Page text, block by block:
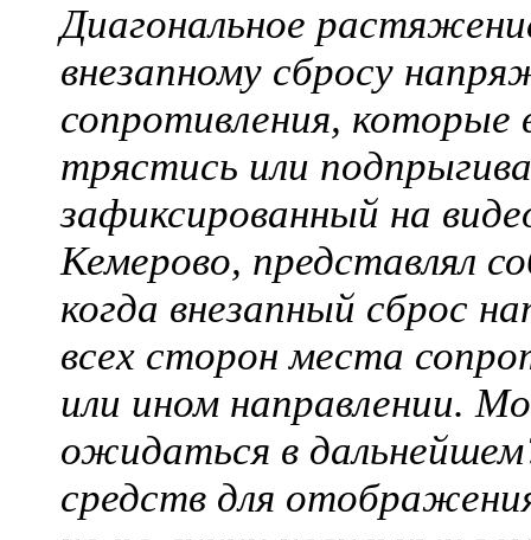
Диагональное
внезапному сбросу
сопротивления, которые
трястись или
зафиксированный на
Кемерово, представлял
когда внезапный сброс
всех сторон места
или ином направлении.
ожидаться в
средств для